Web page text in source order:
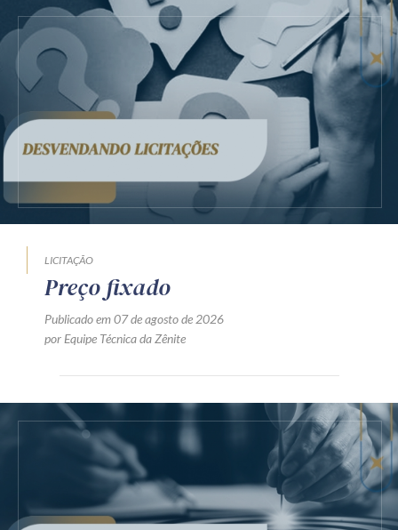
LICITAÇÃO
Preço fixado
Publicado em 07 de agosto de 2026
por Equipe Técnica da Zênite